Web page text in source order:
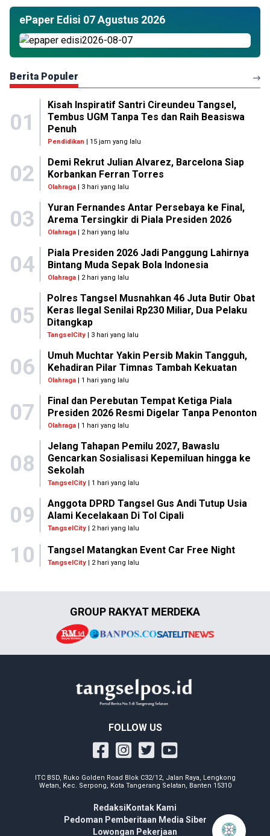
ePaper Edisi 07 Agustus 2026
Berita Populer
01
Kisah Inspiratif Santri Cireundeu Tangsel,
Tembus UGM Tanpa Tes dan Raih Beasiswa
Penuh
Pendidikan | 15 jam yang lalu
02
Demi Rekrut Julian Alvarez, Barcelona Siap
Korbankan Ferran Torres
Olahraga| 3 hari yang lalu
03
Yuran Fernandes Antar Persebaya ke Final,
Arema Tersingkir di Piala Presiden 2026
Olahraga| 2 hari yang lalu
04
Piala Presiden 2026 Jadi Panggung Lahirnya
Bintang Muda Sepak Bola Indonesia
Olahraga| 2 hari yang lalu
05
Polres Tangsel Musnahkan 46 Juta Butir Obat
Keras Ilegal Senilai Rp230 Miliar, Dua Pelaku
Ditangkap
TangselCity | 3 hari yang lalu
06
Umuh Muchtar Yakin Persib Makin Tangguh,
Kehadiran Pilar Timnas Tambah Kekuatan
Olahraga| 1 hari yang lalu
07
Final dan Perebutan Tempat Ketiga Piala
Presiden 2026 Resmi Digelar Tanpa Penonton
Olahraga| 1 hari yang lalu
08
Jelang Tahapan Pemilu 2027, Bawaslu
Gencarkan Sosialisasi Kepemiluan hingga ke
Sekolah
TangselCity| 1 hari yang lalu
09
Anggota DPRD Tangsel Gus Andi Tutup Usia
Alami Kecelakaan Di Tol Cipali
TangselCity| 2 hari yang lalu
10 Tangsel Matangkan Event Car Free Night
TangselCity | 2 hari yang lalu
GROUP RAKYAT MERDEKA
FOLLOW US
ITC BSD, Ruko Golden Road Blok C32/12, Jalan Raya, Lengkong
Wetan, Kec. Serpong, Kota Tangerang Selatan, Banten 15310
Redaksi Kontak Kami
Pedoman Pemberitaan Media Siber
Lowongan Pekerjaan